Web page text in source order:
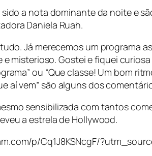
a nota dominante da noite e
Daniela Ruah.
Já merecemos um programa
e misterioso. Gostei e fiquei
ou “Que classe! Um bom
aí vem” são alguns dos
sensibilizada com tantos
a estrela de Hollywood.
p/Cq1J8KSNcgF/